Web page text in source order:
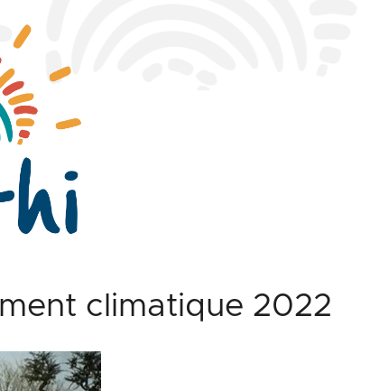
climatique 2022